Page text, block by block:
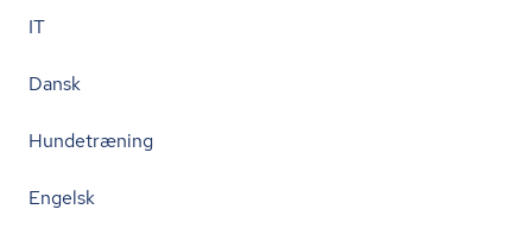
IT
Dansk
Hundetræning
Engelsk